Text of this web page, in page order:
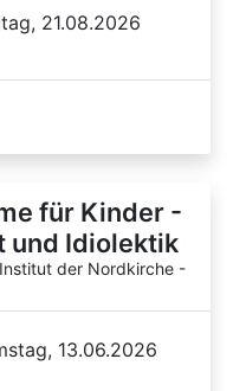
21.08.2026
für Kinder -
und Idiolektik
der Nordkirche -
13.06.2026